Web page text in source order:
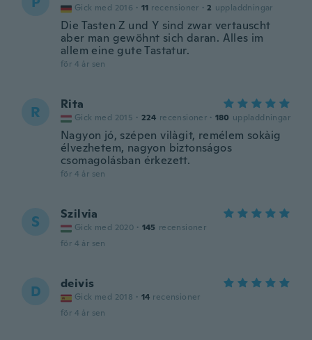
Gick med 2016 · 11 recensioner · 2 uppladdningar
Die Tasten Z und Y sind zwar vertauscht
aber man gewöhnt sich daran. Alles im
allem eine gute Tastatur.
för 4 år sen
R Rita
Gick med 2015 · 224 recensioner · 180 uppladdningar
Nagyon jó, szépen vilàgit, remélem sokàig
élvezhetem, nagyon biztonságos
csomagolásban érkezett.
för 4 år sen
S Szilvia
Gick med 2020 · 145 recensioner
för 4 år sen
D deivis
Gick med 2018 · 14 recensioner
för 4 år sen